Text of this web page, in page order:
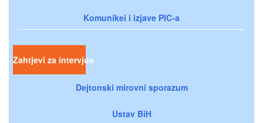
Komunikei i izjave PIC-a
Zahtjevi za intervjue
Dejtonski mirovni sporazum
Ustav BiH